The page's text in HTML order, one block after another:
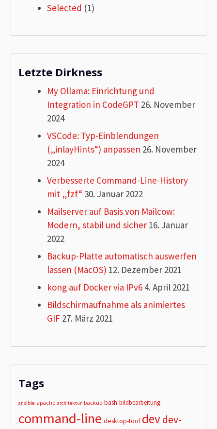
Selected (1)
Letzte Dirkness
My Ollama: Einrichtung und
Integration in CodeGPT 26. November
2024
VSCode: Typ-Einblendungen
(„inlayHints“) anpassen 26. November
2024
Verbesserte Command-Line-History
mit „fzf“ 30. Januar 2022
Mailserver auf Basis von Mailcow:
Modern, stabil und sicher 16. Januar
2022
Backup-Platte automatisch auswerfen
lassen (MacOS) 12. Dezember 2021
kong auf Docker via IPv6 4. April 2021
Bildschirmaufnahme als animiertes
GIF 27. März 2021
Tags
ansible apache architektur backup bash bildbearbeitung
command-line desktop-tool devdev-